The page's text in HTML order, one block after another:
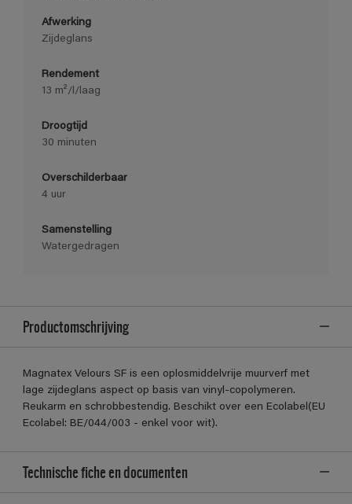
Afwerking
Zijdeglans
Rendement
13 m²/l/laag
Droogtijd
30 minuten
Overschilderbaar
4 uur
Samenstelling
Watergedragen
Productomschrijving
Magnatex Velours SF is een oplosmiddelvrije muurverf met
lage zijdeglans aspect op basis van vinyl-copolymeren.
Reukarm en schrobbestendig. Beschikt over een Ecolabel(EU
Ecolabel: BE/044/003 - enkel voor wit).
Technische fiche en documenten